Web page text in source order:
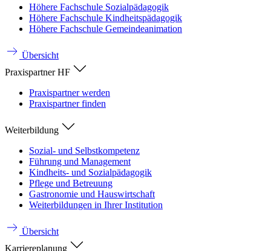
Höhere Fachschule Sozialpädagogik
Höhere Fachschule Kindheitspädagogik
Höhere Fachschule Gemeindeanimation
Übersicht
Praxispartner HF
Praxispartner werden
Praxispartner finden
Weiterbildung
Sozial- und Selbstkompetenz
Führung und Management
Kindheits- und Sozialpädagogik
Pflege und Betreuung
Gastronomie und Hauswirtschaft
Weiterbildungen in Ihrer Institution
Übersicht
Karriereplanung